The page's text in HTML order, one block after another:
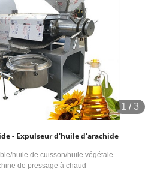
1 /3
- Expulseur d'huile d'arachide
huile de cuisson/huile végétale
de pressage à chaud